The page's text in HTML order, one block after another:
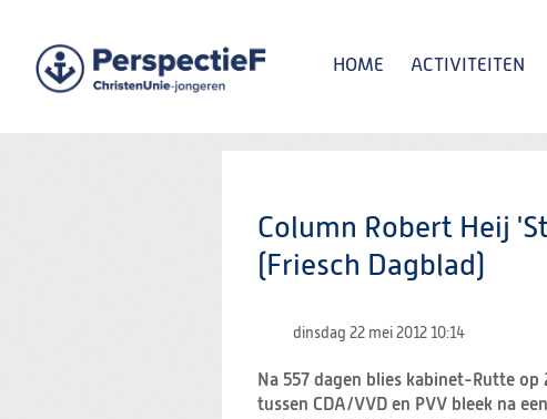
Spring
naar
HOME ACTIVITEITEN
Column Robert Heij
(Friesch Dagblad)
dinsdag 22 mei 2012 10:14
Na 557 dagen blies kabinet-Rutte
tussen CDA/VVD en PVV bleek na